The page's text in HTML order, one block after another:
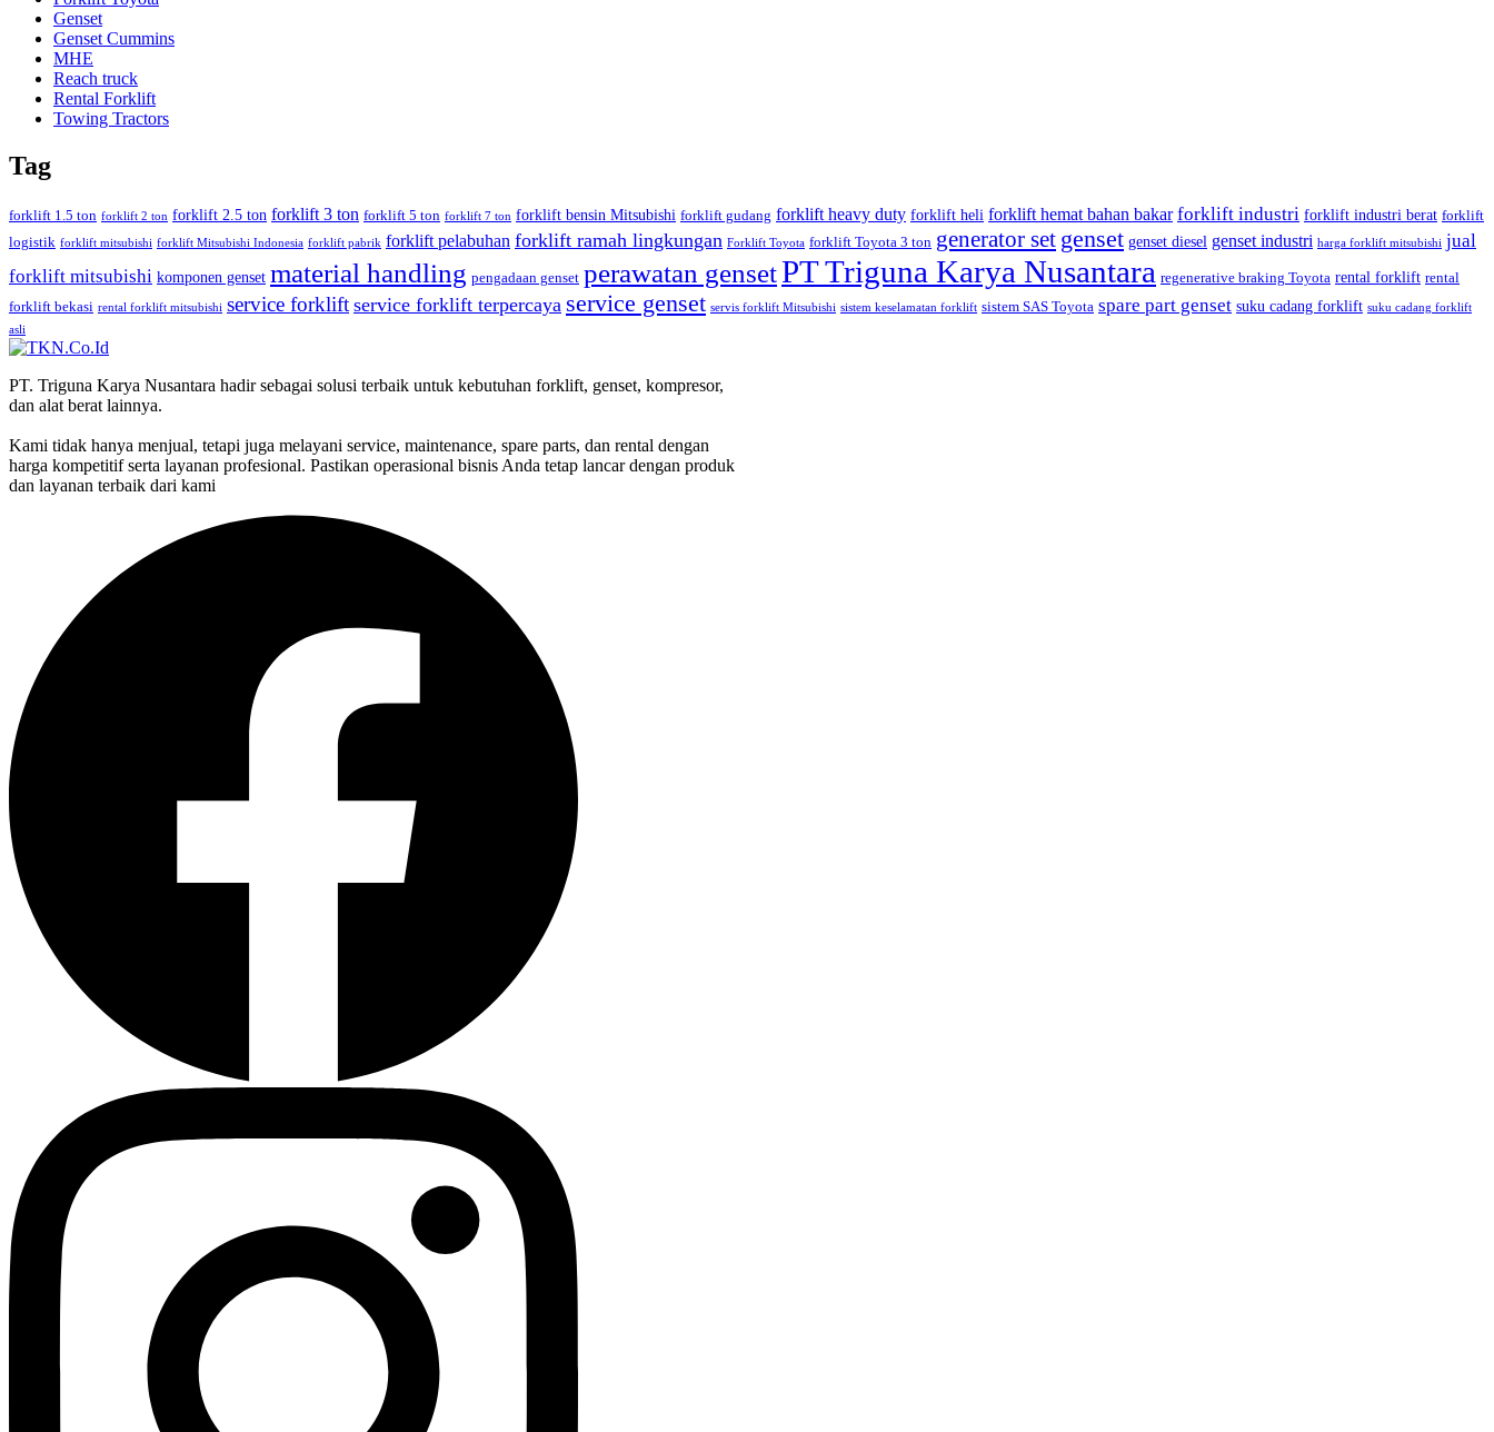
Genset
Genset Cummins
MHE
Reach truck
Rental Forklift
Towing Tractors
Tag
forklift 1.5 ton forklift 2 ton forklift 2.5 ton forklift 3 ton forklift 5 ton forklift 7 ton forklift bensin Mitsubishi forklift gudang forklift heavy duty forklift heli forklift hemat bahan bakar forklift industri forklift industri berat forklift
logistik forklift mitsubishi forklift Mitsubishi Indonesia forklift pabrik forklift pelabuhan forklift ramah lingkungan Forklift Toyota forklift Toyota 3 ton generator set genset genset diesel genset industri harga forklift mitsubishi jual
forklift mitsubishi komponen genset material handling pengadaan genset perawatan gensetPT Triguna Karya Nusantara regenerative braking Toyota rental forklift rental
forklift bekasi rental forklift mitsubishi service forklift service forklift terpercaya service genset servis forklift Mitsubishi sistem keselamatan forklift sistem SAS Toyota spare part genset suku cadang forklift suku cadang forklift
asli
PT. Triguna Karya Nusantara hadir sebagai solusi terbaik untuk kebutuhan forklift, genset, kompresor,
dan alat berat lainnya.
Kami tidak hanya menjual, tetapi juga melayani service, maintenance, spare parts, dan rental dengan
harga kompetitif serta layanan profesional. Pastikan operasional bisnis Anda tetap lancar dengan produk
dan layanan terbaik dari kami